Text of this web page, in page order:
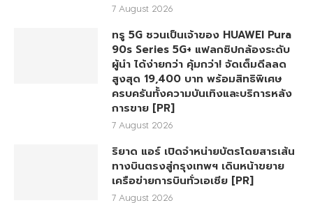
7 August 2026
ทรู 5G ชวนเป็นเจ้าของ HUAWEI Pura
90s Series 5G+ แฟลกชิปกล้องระดับ
ผู้นำ ได้ง่ายกว่า คุ้มกว่า! จัดเต็มดีลลด
สูงสุด 19,400 บาท พร้อมสิทธิพิเศษ
ครบครันทั้งความบันเทิงและบริการหลัง
การขาย [PR]
7 August 2026
ริยาด แอร์ เปิดจำหน่ายบัตรโดยสารเส้น
ทางบินตรงสู่กรุงเทพฯ เดินหน้าขยาย
เครือข่ายการบินทั่วเอเชีย [PR]
7 August 2026